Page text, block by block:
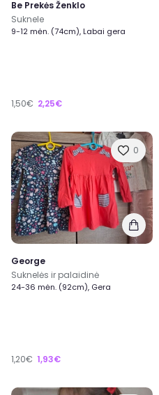
Be Prekės Ženklo
Suknele
9-12 mėn. (74cm), Labai gera
1,50€ 2,25€
0
George
Suknelės ir palaidinė
24-36 mėn. (92cm), Gera
1,20€ 1,93€